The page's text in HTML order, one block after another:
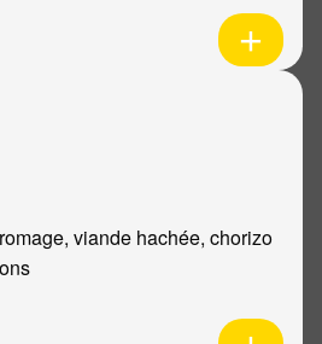
viande hachée, chorizo